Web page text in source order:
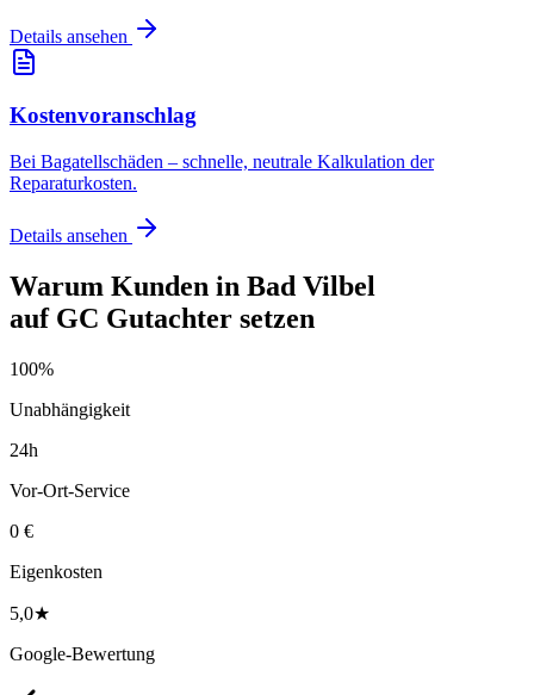
Details ansehen
Kostenvoranschlag
Bei Bagatellschäden – schnelle, neutrale Kalkulation der
Reparaturkosten.
Details ansehen
Warum Kunden in Bad Vilbel
auf GC Gutachter setzen
100%
Unabhängigkeit
24h
Vor-Ort-Service
0 €
Eigenkosten
5,0★
Google-Bewertung